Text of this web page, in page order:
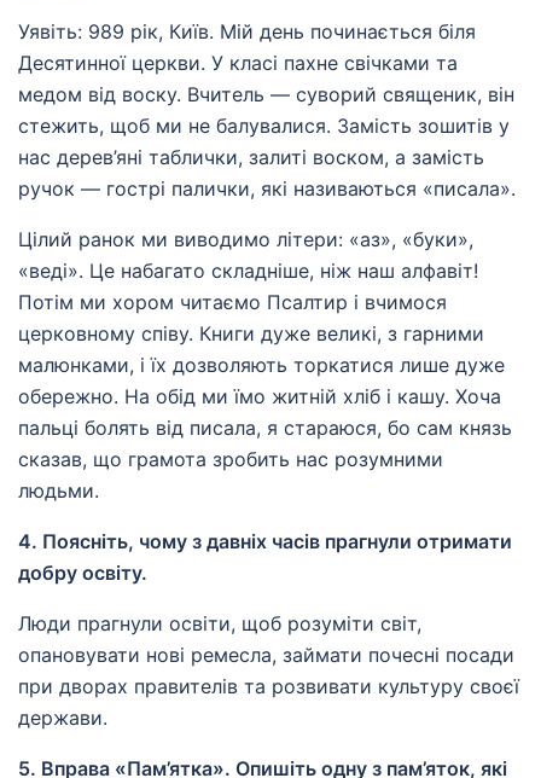
Уявіть: 989 рік, Київ. Мій день починається біля
Десятинної церкви. У класі пахне свічками та
медом від воску. Вчитель — суворий священик, він
стежить, щоб ми не балувалися. Замість зошитів у
нас дерев’яні таблички, залиті воском, а замість
ручок — гострі палички, які називаються «писала».
Цілий ранок ми виводимо літери: «аз», «буки»,
«веді». Це набагато складніше, ніж наш алфавіт!
Потім ми хором читаємо Псалтир і вчимося
церковному співу. Книги дуже великі, з гарними
малюнками, і їх дозволяють торкатися лише дуже
обережно. На обід ми їмо житній хліб і кашу. Хоча
пальці болять від писала, я стараюся, бо сам князь
сказав, що грамота зробить нас розумними
людьми.
4. Поясніть, чому з давніх часів прагнули отримати
добру освіту.
Люди прагнули освіти, щоб розуміти світ,
опановувати нові ремесла, займати почесні посади
при дворах правителів та розвивати культуру своєї
держави.
5. Вправа «Пам’ятка». Опишіть одну з пам’яток, які